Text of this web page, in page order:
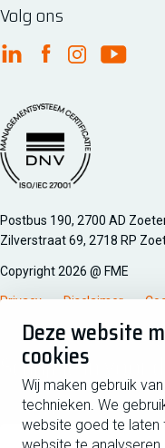
Deze website
cookies
Wij maken gebruik
technieken. We
website goed te laten
Volg ons
FME Linkedin
FME Facebook
FME FME
Managementsyteem
Postbus 190, 2700 AD
Zilverstraat 69, 2718 RP
Copyright 2026 @ FME
Privacy Disclaimer
Schrijf je in voor
Voornaam